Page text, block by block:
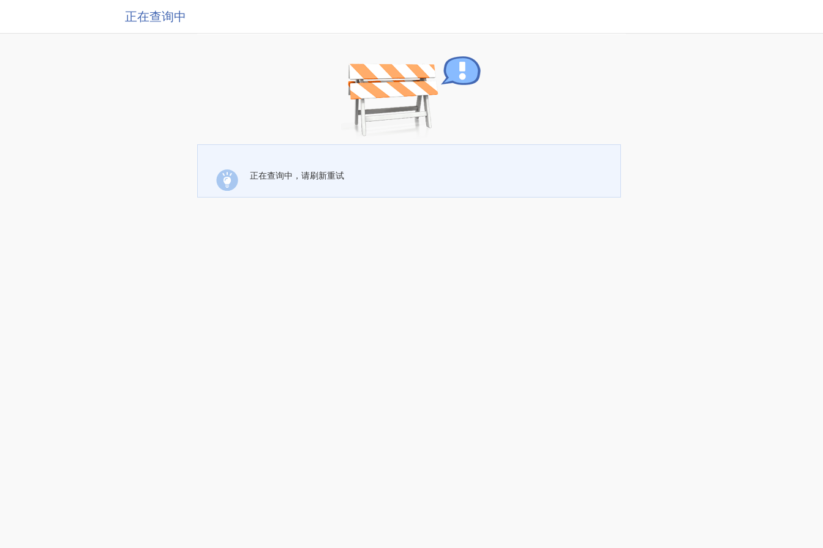
正在查询中
正在查询中，请刷新重试